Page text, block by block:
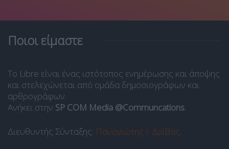
Ποιοι είμαστε
Το Libre είναι ένας ιστότοπος ενημέρωσης και άποψης
και στελεχώνεται από ομάδα δημοσιογράφων και
αρθρογράφων.
Ανήκει στην SP COM Media @Communcations.
Διευθυντής Σύνταξης: Παναγιώτης Ι. Δρίβας.